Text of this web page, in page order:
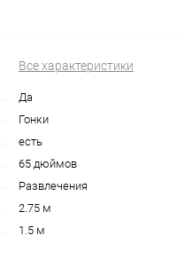
Все характеристики
Да
Гонки
есть
65 дюймов
Развлечения
2.75 м
1.5 м